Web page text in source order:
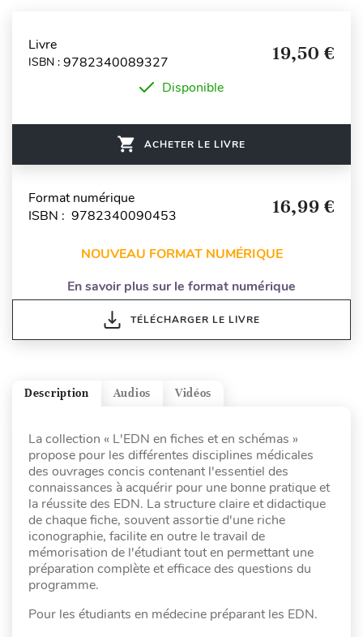
Livre
ISBN : 9782340089327 19,50 €
Disponible
ACHETER LE LIVRE
Format numérique
ISBN : 9782340090453
16,99 €
NOUVEAU FORMAT NUMÉRIQUE
En savoir plus sur le format numérique
TÉLÉCHARGER LE LIVRE
Vidéos
Audios
Description
La collection « L'EDN en fiches et en schémas »
propose pour les différentes disciplines médicales
des ouvrages concis contenant l'essentiel des
connaissances à acquérir pour une bonne pratique et
la réussite des EDN. La structure claire et didactique
de chaque fiche, souvent assortie d'une riche
iconographie, facilite en outre le travail de
mémorisation de l'étudiant tout en permettant une
préparation complète et efficace des questions du
programme.
Pour les étudiants en médecine préparant les EDN.